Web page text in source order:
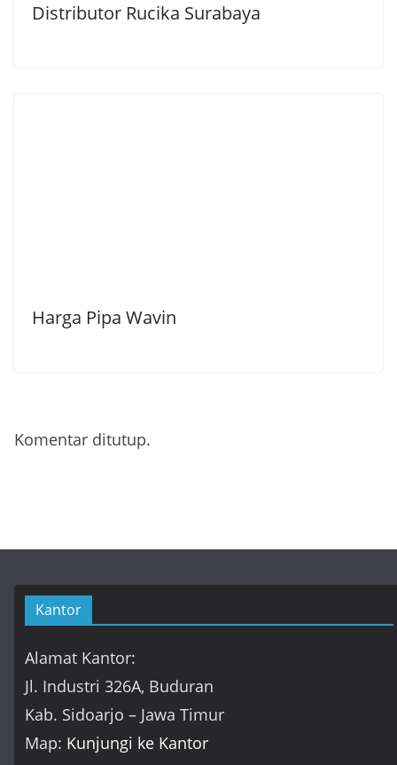
Distributor Rucika Surabaya
Harga Pipa Wavin
Komentar ditutup.
Kantor
Alamat Kantor:
Jl. Industri 326A, Buduran
Kab. Sidoarjo – Jawa Timur
Map: Kunjungi ke Kantor